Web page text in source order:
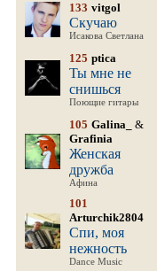
133 vitgol
Скучаю
Исакова Светлана
125 ptica
Ты мне не
снишься
Поющие гитары
105 Galina_
&
Grafinia
Женская
дружба
Афина
101
Arturchik2804
Спи, моя
нежность
Dance Music